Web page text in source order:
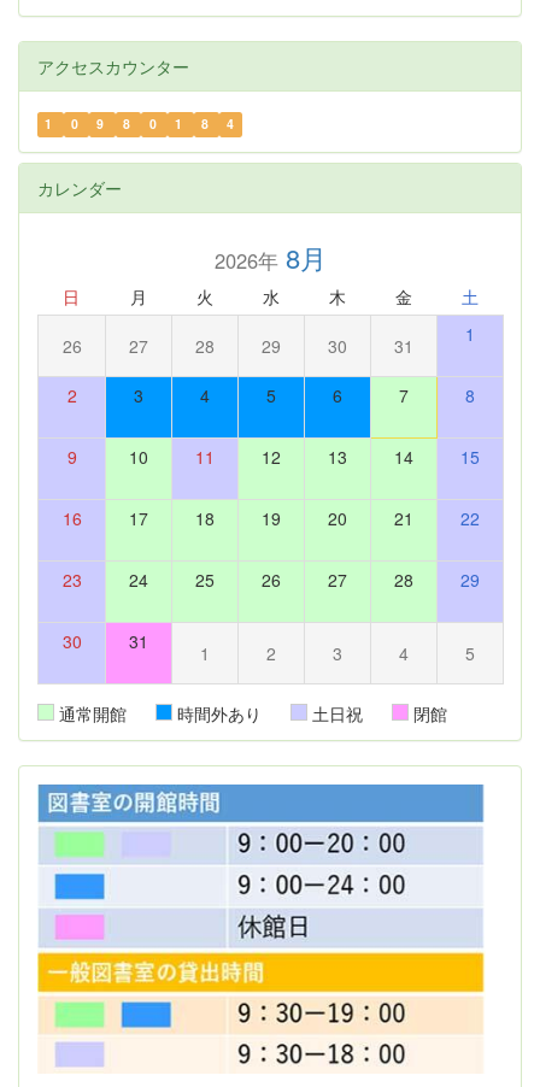
アクセスカウンター
1 0 9 8 0 1 8 4
カレンダー
2026年8月
日 月 火 水 木 金 土
26 27 28 29 30 31 1
2 3 4 5 6 7 8
9 10 11 12 13 14 15
16 17 18 19 20 21 22
23 24 25 26 27 28 29
30 31 1 2 3 4 5
通常開館 時間外あり 土日祝 閉館